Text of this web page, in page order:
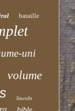
bataille
uni
volume
lincoln